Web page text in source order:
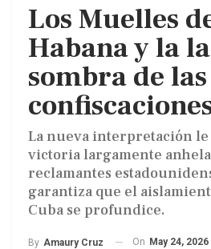
Los Muelles
Habana y la
sombra de las
La nueva interpretación
victoria largamente
reclamantes
garantiza que el
Cuba se profundice.
By Amaury Cruz On May 24, 2026